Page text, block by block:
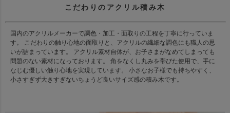
こだわりのアクリル積み木
国内のアクリルメーカーで調色・加工・面取りの工程を丁寧に行っていま
す。 こだわりの触り心地の面取りと、アクリルの繊細な調色にも職人の思
いが詰まっています。 アクリル素材自体が、お子さまがなめてしまっても
問題のない素材になっております。 角をなくし丸みを帯びた使用で、手に
なじむ優しい触り心地を実現しています。 小さなお子様でも持ちやすく、
小さすぎず大きすぎないちょうど良いサイズ感の積み木です。